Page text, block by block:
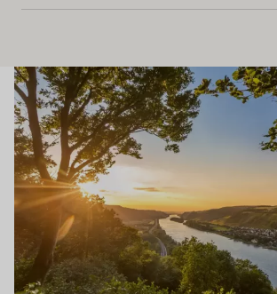
Vinsorter
Läs mer om detta